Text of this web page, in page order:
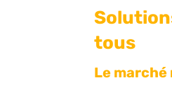
tous
Le